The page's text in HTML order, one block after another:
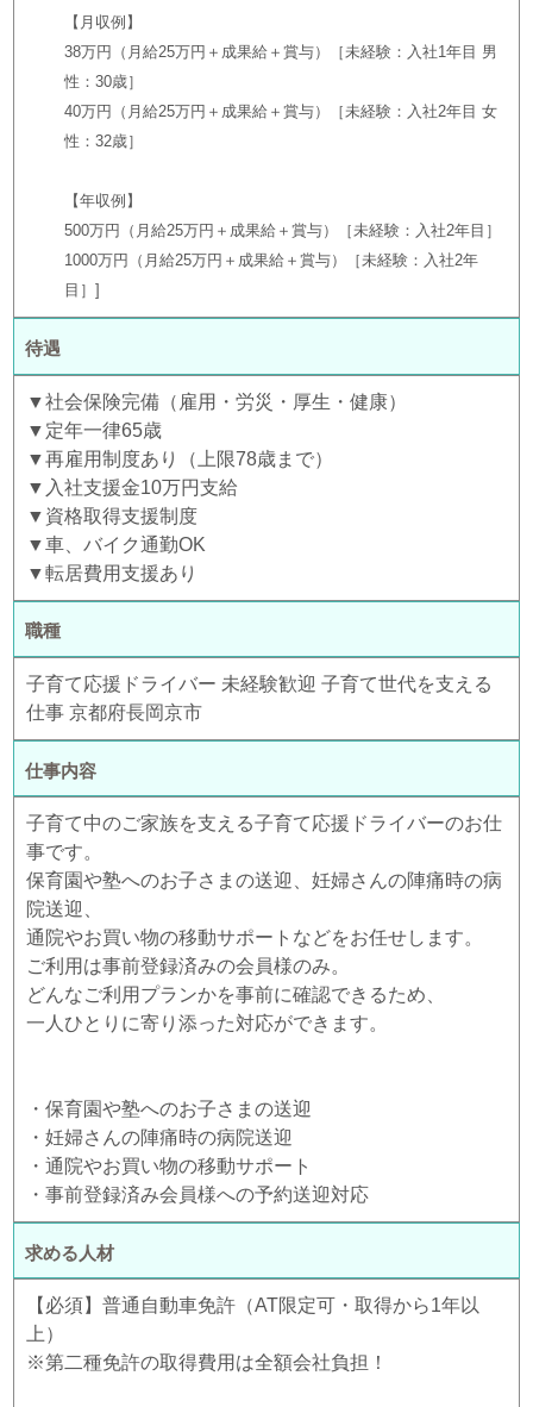
【月収例】
38万円（月給25万円＋成果給＋賞与）［未経験：入社1年目 男
性：30歳］
40万円（月給25万円＋成果給＋賞与）［未経験：入社2年目 女
性：32歳］
【年収例】
500万円（月給25万円＋成果給＋賞与）［未経験：入社2年目］
1000万円（月給25万円＋成果給＋賞与）［未経験：入社2年
目］
待遇
▼社会保険完備（雇用・労災・厚生・健康）
▼定年一律65歳
▼再雇用制度あり（上限78歳まで）
▼入社支援金10万円支給
▼資格取得支援制度
▼車、バイク通勤OK
▼転居費用支援あり
職種
子育て応援ドライバー 未経験歓迎 子育て世代を支える
仕事 京都府長岡京市
仕事内容
子育て中のご家族を支える子育て応援ドライバーのお仕
事です。
保育園や塾へのお子さまの送迎、妊婦さんの陣痛時の病
院送迎、
通院やお買い物の移動サポートなどをお任せします。
ご利用は事前登録済みの会員様のみ。
どんなご利用プランかを事前に確認できるため、
一人ひとりに寄り添った対応ができます。
・保育園や塾へのお子さまの送迎
・妊婦さんの陣痛時の病院送迎
・通院やお買い物の移動サポート
・事前登録済み会員様への予約送迎対応
求める人材
【必須】普通自動車免許（AT限定可・取得から1年以
上）
※第二種免許の取得費用は全額会社負担！